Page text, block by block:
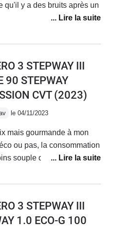
qu'il y a des bruits après un
3 STEPWAY III
90 STEPWAY
CVT(2023)
le 04/11/2023
mais gourmande à mon
ou pas, la consommation
souple qu'une berline
mois 1/2, je pense opter
3 STEPWAY III
1.0 ECO-G 100